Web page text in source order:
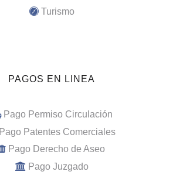
Turismo
PAGOS EN LINEA
Pago Permiso Circulación
Pago Patentes Comerciales
Pago Derecho de Aseo
Pago Juzgado